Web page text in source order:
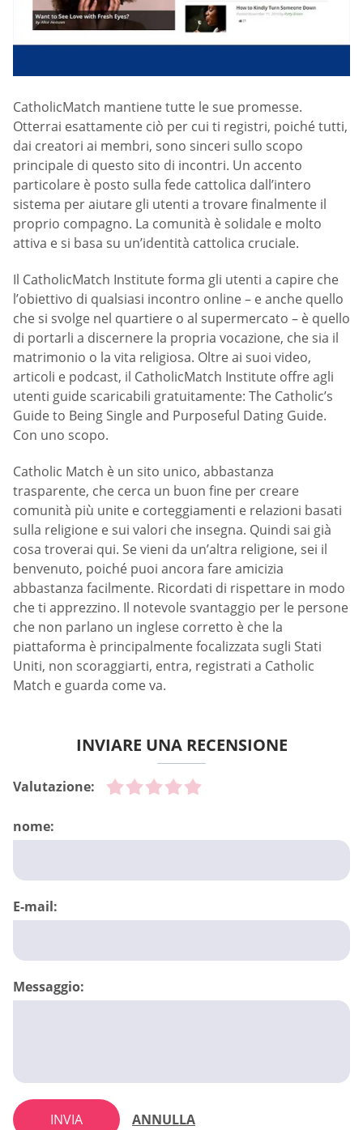
CatholicMatch mantiene tutte le sue promesse.
Otterrai esattamente ciò per cui ti registri, poiché tutti,
dai creatori ai membri, sono sinceri sullo scopo
principale di questo sito di incontri. Un accento
particolare è posto sulla fede cattolica dall’intero
sistema per aiutare gli utenti a trovare finalmente il
proprio compagno. La comunità è solidale e molto
attiva e si basa su un’identità cattolica cruciale.
Il CatholicMatch Institute forma gli utenti a capire che
l’obiettivo di qualsiasi incontro online – e anche quello
che si svolge nel quartiere o al supermercato – è quello
di portarli a discernere la propria vocazione, che sia il
matrimonio o la vita religiosa. Oltre ai suoi video,
articoli e podcast, il CatholicMatch Institute offre agli
utenti guide scaricabili gratuitamente: The Catholic’s
Guide to Being Single and Purposeful Dating Guide.
Con uno scopo.
Catholic Match è un sito unico, abbastanza
trasparente, che cerca un buon fine per creare
comunità più unite e corteggiamenti e relazioni basati
sulla religione e sui valori che insegna. Quindi sai già
cosa troverai qui. Se vieni da un’altra religione, sei il
benvenuto, poiché puoi ancora fare amicizia
abbastanza facilmente. Ricordati di rispettare in modo
che ti apprezzino. Il notevole svantaggio per le persone
che non parlano un inglese corretto è che la
piattaforma è principalmente focalizzata sugli Stati
Uniti, non scoraggiarti, entra, registrati a Catholic
Match e guarda come va.
INVIARE UNA RECENSIONE
Valutazione:
nome:
E-mail:
Messaggio:
INVIA ANNULLA